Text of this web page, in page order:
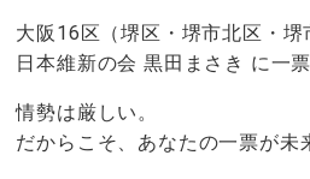
大阪16区（堺区・堺市北区・堺
日本維新の会 黒田まさき に一
情勢は厳しい。
だからこそ、あなたの一票が未